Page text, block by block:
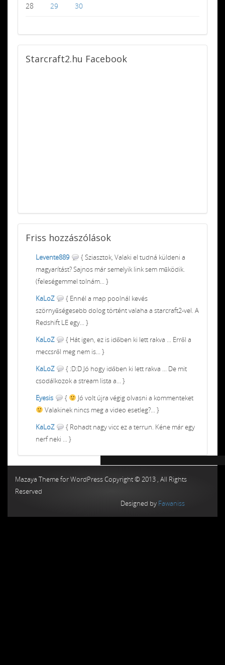
28 29 30
Starcraft2.hu Facebook
Friss hozzászólások
Levente889
{ Sziasztok, Valaki el tudná küldeni a
magyarítást? Sajnos már semelyik link sem működik.
(feleségemmel tolnám... }
KaLoZ
{ Ennél a map poolnál kevés
szörnyűségesebb dolog történt valaha a starcraft2-vel. A
Redshift LE egy... }
KaLoZ
{ Hát igen, ez is időben ki lett rakva ... Erről a
meccsről meg nem is... }
KaLoZ
{ :D:D Jó hogy időben ki lett rakva ... De mit
csodálkozok a stream lista a... }
Eyesis
{
Jó volt újra végig olvasni a kommenteket
Valakinek nincs meg a video esetleg?... }
KaLoZ
{ Rohadt nagy vicc ez a terrun. Kéne már egy
nerf neki ... }
Mazaya Theme for WordPress Copyright © 2013 , All Rights
Reserved
Designed by Fawaniss